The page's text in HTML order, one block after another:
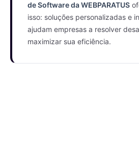
de Software da WEBPARATUS
isso: soluções personalizadas e
ajudam empresas a resolver
maximizar sua eficiência.